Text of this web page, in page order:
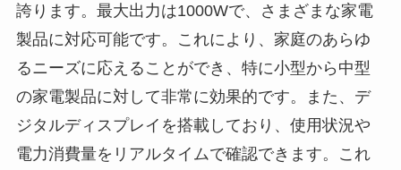
誇ります。最大出力は1000Wで、さまざまな家電
製品に対応可能です。これにより、家庭のあらゆ
るニーズに応えることができ、特に小型から中型
の家電製品に対して非常に効果的です。また、デ
ジタルディスプレイを搭載しており、使用状況や
電力消費量をリアルタイムで確認できます。これ